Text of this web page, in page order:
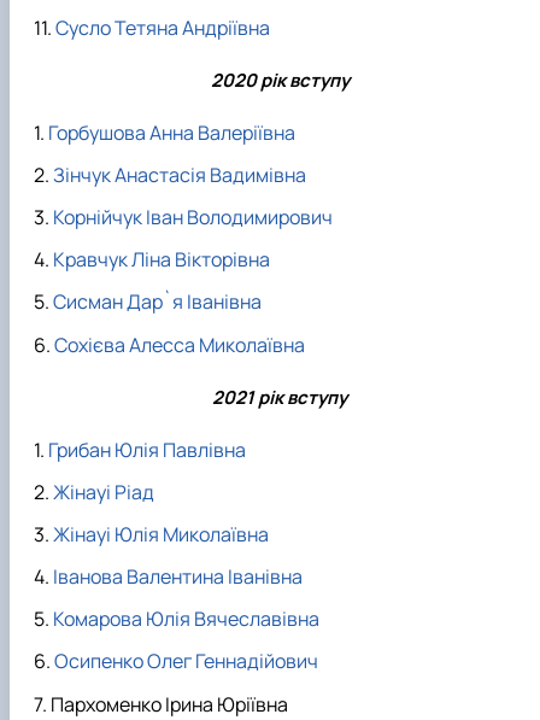
Сусло Тетяна Андріївна
2020 рік вступу
Горбушова Анна Валеріївна
Зінчук Анастасія Вадимівна
Корнійчук Іван Володимирович
Кравчук Ліна Вікторівна
Сисман Дар`я Іванівна
Сохієва Алесса Миколаївна
2021 рік вступу
Грибан Юлія Павлівна
Жінауі Ріад
Жінауі Юлія Миколаївна
Іванова Валентина Іванівна
Комарова Юлія Вячеславівна
Осипенко Олег Геннадійович
Пархоменко Ірина Юріївна